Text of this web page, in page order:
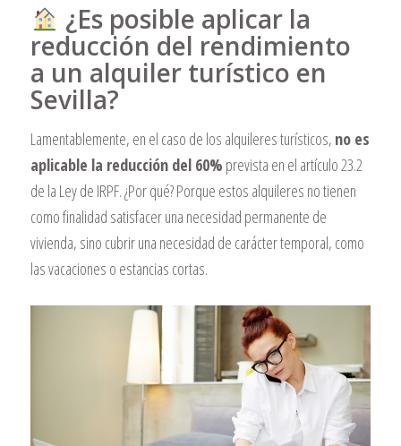
¿Es posible aplicar la
reducción del rendimiento
a un alquiler turístico en
Sevilla?
Lamentablemente, en el caso de los alquileres turísticos, no es
aplicable la reducción del 60% prevista en el artículo 23.2
de la Ley de IRPF. ¿Por qué? Porque estos alquileres no tienen
como finalidad satisfacer una necesidad permanente de
vivienda, sino cubrir una necesidad de carácter temporal, como
las vacaciones o estancias cortas.